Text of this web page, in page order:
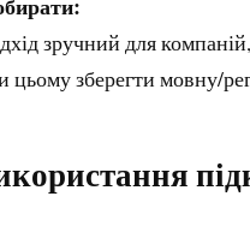
зручний для
цьому зберегти мовну/